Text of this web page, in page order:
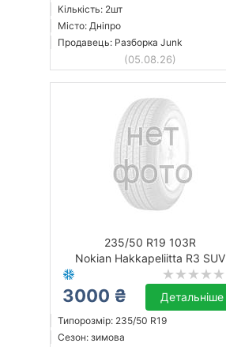
Кількість: 2шт
Місто: Дніпро
Продавець: Разборка Junk
(05.08.26)
235/50 R19 103R
Nokian Hakkapeliitta R3 SUV
3000 ₴ Детальніше
Типорозмір: 235/50 R19
Сезон: зимова